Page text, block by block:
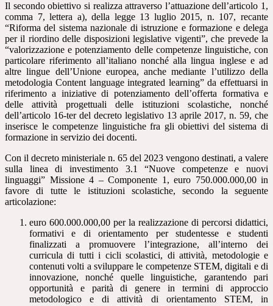
Il secondo obiettivo si realizza attraverso l’attuazione dell’articolo 1,
comma 7, lettera a), della legge 13 luglio 2015, n. 107, recante
“Riforma del sistema nazionale di istruzione e formazione e delega
per il riordino delle disposizioni legislative vigenti”, che prevede la
“valorizzazione e potenziamento delle competenze linguistiche, con
particolare riferimento all’italiano nonché alla lingua inglese e ad
altre lingue dell’Unione europea, anche mediante l’utilizzo della
metodologia Content language integrated learning” da effettuarsi in
riferimento a iniziative di potenziamento dell’offerta formativa e
delle attività progettuali delle istituzioni scolastiche, nonché
dell’articolo 16-ter del decreto legislativo 13 aprile 2017, n. 59, che
inserisce le competenze linguistiche fra gli obiettivi del sistema di
formazione in servizio dei docenti.
Con il decreto ministeriale n. 65 del 2023 vengono destinati, a valere
sulla linea di investimento 3.1 “Nuove competenze e nuovi
linguaggi” Missione 4 – Componente 1, euro 750.000.000,00 in
favore di tutte le istituzioni scolastiche, secondo la seguente
articolazione:
euro 600.000.000,00 per la realizzazione di percorsi didattici,
formativi e di orientamento per studentesse e studenti
finalizzati a promuovere l’integrazione, all’interno dei
curricula di tutti i cicli scolastici, di attività, metodologie e
contenuti volti a sviluppare le competenze STEM, digitali e di
innovazione, nonché quelle linguistiche, garantendo pari
opportunità e parità di genere in termini di approccio
metodologico e di attività di orientamento STEM, in